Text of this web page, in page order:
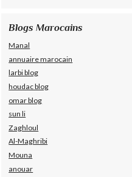
Blogs Marocains
Manal
annuaire marocain
larbi blog
houdac blog
omar blog
sun li
Zaghloul
Al-Maghribi
Mouna
anouar